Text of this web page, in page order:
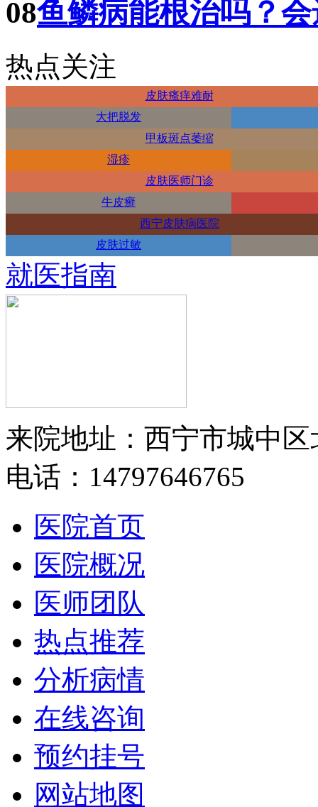
08鱼鳞病能根治吗？
热点关注
皮肤瘙痒难耐
大把脱发
甲板斑点萎缩
湿疹
皮肤医师门诊
牛皮癣
西宁皮肤病医院
皮肤过敏
就医指南
来院地址：西宁市城中区
电话：14797646765
医院首页
医院概况
医师团队
热点推荐
分析病情
在线咨询
预约挂号
网站地图